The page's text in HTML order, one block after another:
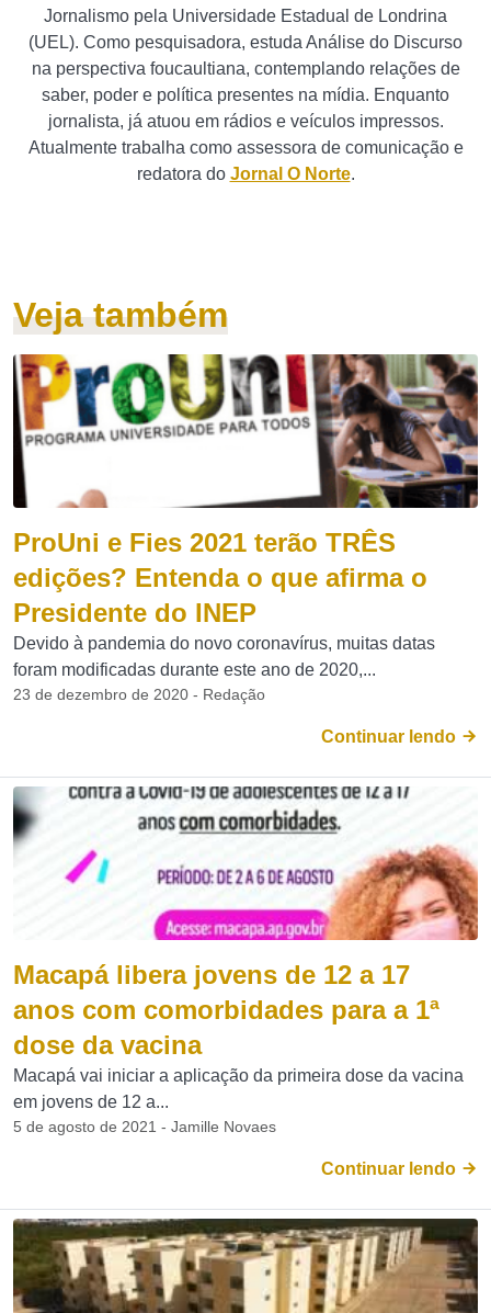
Jornalismo pela Universidade Estadual de Londrina
(UEL). Como pesquisadora, estuda Análise do Discurso
na perspectiva foucaultiana, contemplando relações de
saber, poder e política presentes na mídia. Enquanto
jornalista, já atuou em rádios e veículos impressos.
Atualmente trabalha como assessora de comunicação e
redatora do Jornal O Norte.
Veja também
ProUni e Fies 2021 terão TRÊS
edições? Entenda o que afirma o
Presidente do INEP
Devido à pandemia do novo coronavírus, muitas datas
foram modificadas durante este ano de 2020,...
23 de dezembro de 2020 - Redação
Continuar lendo
Macapá libera jovens de 12 a 17
anos com comorbidades para a 1ª
dose da vacina
Macapá vai iniciar a aplicação da primeira dose da vacina
em jovens de 12 a...
5 de agosto de 2021 - Jamille Novaes
Continuar lendo